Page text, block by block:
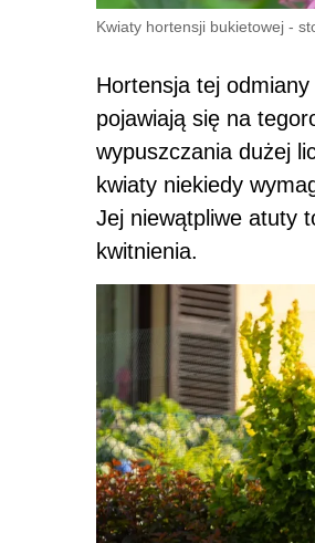
Kwiaty hortensji bukietowej -
Hortensja tej
pojawiają się na
wypuszczania dużej
kwiaty niekiedy
Jej niewątpliwe atuty
kwitnienia.